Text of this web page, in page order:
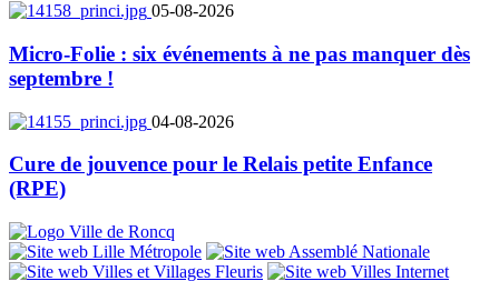
05-08-2026
Micro-Folie : six événements à ne pas manquer dès
septembre !
04-08-2026
Cure de jouvence pour le Relais petite Enfance
(RPE)